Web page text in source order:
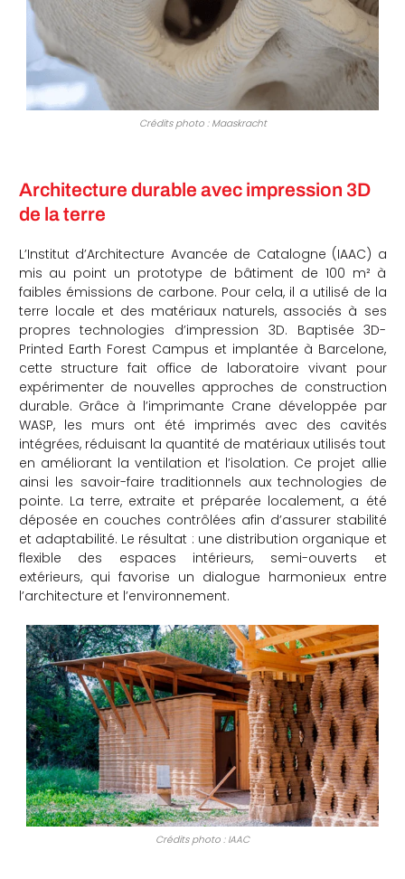
Crédits photo : Maaskracht
Architecture durable avec impression 3D
de la terre
L’Institut d’Architecture Avancée de Catalogne (IAAC) a
mis au point un prototype de bâtiment de 100 m² à
faibles émissions de carbone. Pour cela, il a utilisé de la
terre locale et des matériaux naturels, associés à ses
propres technologies d’impression 3D. Baptisée 3D-
Printed Earth Forest Campus et implantée à Barcelone,
cette structure fait office de laboratoire vivant pour
expérimenter de nouvelles approches de construction
durable. Grâce à l’imprimante Crane développée par
WASP, les murs ont été imprimés avec des cavités
intégrées, réduisant la quantité de matériaux utilisés tout
en améliorant la ventilation et l’isolation. Ce projet allie
ainsi les savoir-faire traditionnels aux technologies de
pointe. La terre, extraite et préparée localement, a été
déposée en couches contrôlées afin d’assurer stabilité
et adaptabilité. Le résultat : une distribution organique et
flexible des espaces intérieurs, semi-ouverts et
extérieurs, qui favorise un dialogue harmonieux entre
l’architecture et l’environnement.
Crédits photo : IAAC